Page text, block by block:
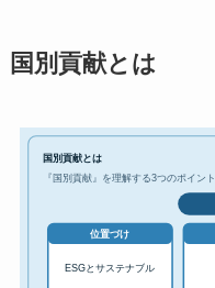
国別貢献とは
国別貢献とは
『国別貢献』を理解する3つのポイント
位置づけ
ESGとサステナブル